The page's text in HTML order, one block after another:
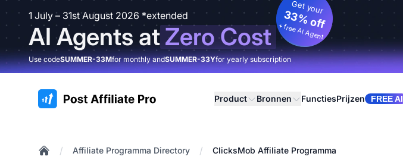
1 July – 31st August 2026 *extended
AI Agents atZero Cost
Get your
33% off
+ free AI Agent
Use codeSUMMER-33Mfor monthly andSUMMER-33Yfor yearly subscription
:site.title Product Bronnen FunctiesPrijzen FREE AI
/ Affiliate Programma Directory / ClicksMob Affiliate Programma